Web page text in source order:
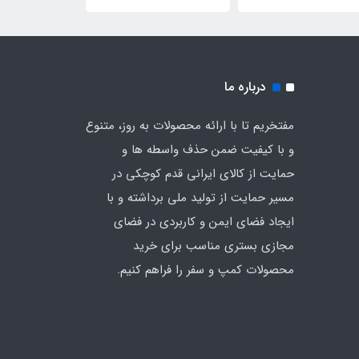
درباره ما
مفتخریم تا با ارائه محصولات به روز، متنوع
و با کیفیت ضمن حذف واسطه ها و
حمایت از کالای ایرانی قدم کوچکی در
مسیر حمایت از تولید ملی برداشته و با
ایجاد فضای ایمن و کاربردی در فضای
مجازی بستری مناسب برای خرید
محصولات کمپ و سفر را فراهم کنیم.